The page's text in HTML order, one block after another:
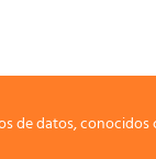
de datos,